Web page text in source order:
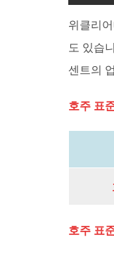
위클리
도 있습
센트의
호주 표
호주 표